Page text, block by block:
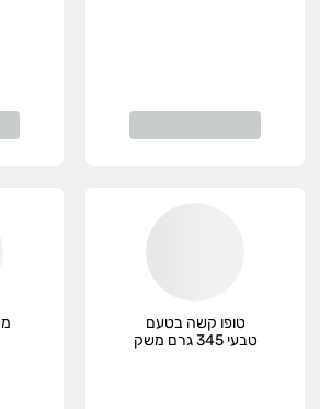
טופו קשה בטעם
טבעי 345 גרם משק